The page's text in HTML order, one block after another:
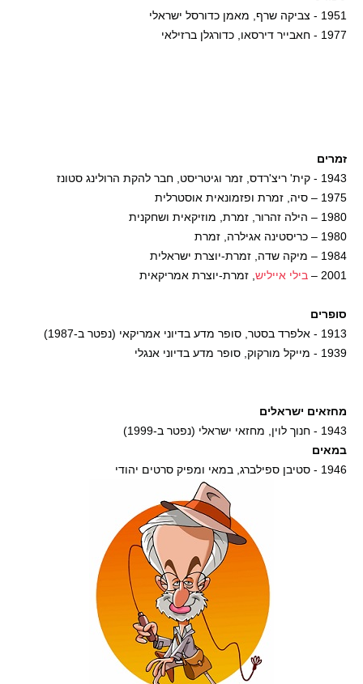
1951 - צביקה שרף, מאמן כדורסל ישראלי
1977 - חאבייר דירסאו, כדורגלן ברזילאי
זמרים
1943 - קית' ריצ'רדס, זמר וגיטריסט, חבר להקת הרולינג סטונז
1975 – סיה, זמרת ופזמונאית אוסטרלית
1980 – הילה זהרור, זמרת, מוזיקאית ושחקנית
1980 – כריסטינה אגילרה, זמרת
1984 – מיקה שדה, זמרת-יוצרת ישראלית
2001 –
בילי אייליש , זמרת-יוצרת אמריקאית
סופרים
1913 - אלפרד בסטר, סופר מדע בדיוני אמריקאי (נפטר ב-1987)
1939 - מייקל מורקוק, סופר מדע בדיוני אנגלי
מחזאים ישראלים
1943 - חנוך לוין, מחזאי ישראלי (נפטר ב-1999)
במאים
1946 - סטיבן ספילברג, במאי ומפיק סרטים יהודי